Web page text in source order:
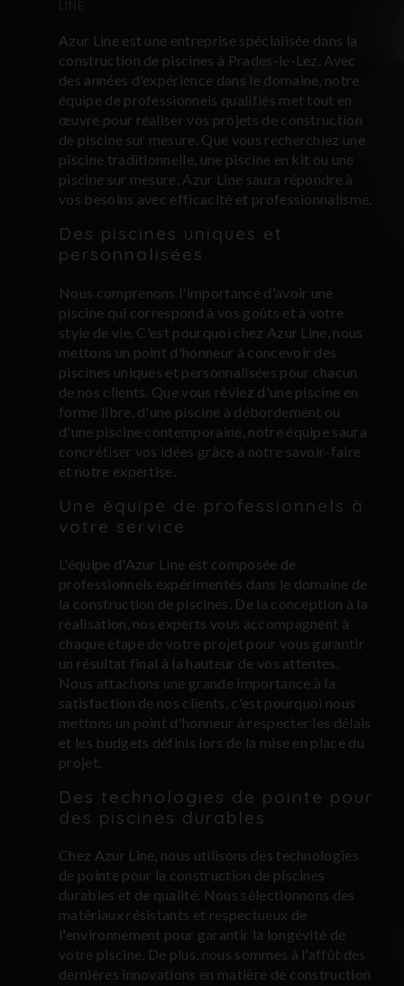
LINE
Azur Line est une entreprise spécialisée dans la
construction de piscines à Prades-le-Lez. Avec
des années d'expérience dans le domaine, notre
équipe de professionnels qualifiés met tout en
œuvre pour réaliser vos projets de construction
de piscine sur mesure. Que vous recherchiez une
piscine traditionnelle, une piscine en kit ou une
piscine sur mesure, Azur Line saura répondre à
vos besoins avec efficacité et professionnalisme.
Des piscines uniques et
personnalisées
Nous comprenons l'importance d'avoir une
piscine qui correspond à vos goûts et à votre
style de vie. C'est pourquoi chez Azur Line, nous
mettons un point d'honneur à concevoir des
piscines uniques et personnalisées pour chacun
de nos clients. Que vous rêviez d'une piscine en
forme libre, d'une piscine à débordement ou
d'une piscine contemporaine, notre équipe saura
concrétiser vos idées grâce à notre savoir-faire
et notre expertise.
Une équipe de professionnels à
votre service
L'équipe d'Azur Line est composée de
professionnels expérimentés dans le domaine de
la construction de piscines. De la conception à la
réalisation, nos experts vous accompagnent à
chaque étape de votre projet pour vous garantir
un résultat final à la hauteur de vos attentes.
Nous attachons une grande importance à la
satisfaction de nos clients, c'est pourquoi nous
mettons un point d'honneur à respecter les délais
et les budgets définis lors de la mise en place du
projet.
Des technologies de pointe pour
des piscines durables
Chez Azur Line, nous utilisons des technologies
de pointe pour la construction de piscines
durables et de qualité. Nous sélectionnons des
matériaux résistants et respectueux de
l'environnement pour garantir la longévité de
votre piscine. De plus, nous sommes à l'affût des
dernières innovations en matière de construction